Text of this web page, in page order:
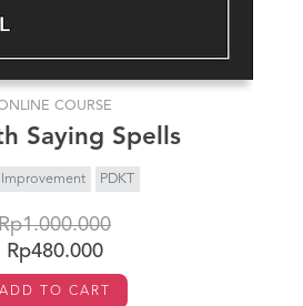
COURSE
Saying Spells
Improvement PDKT
Rp480.000
ADD TO CART